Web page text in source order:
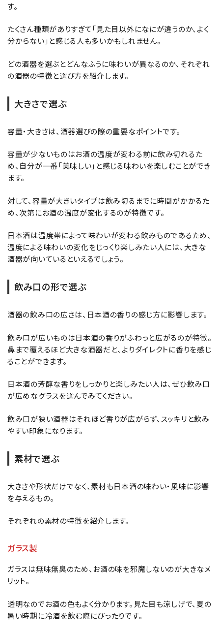
す。
たくさん種類がありすぎて「見た目以外になにが違うのか、よく
分からない」と感じる人も多いかもしれません。
どの酒器を選ぶとどんなふうに味わいが異なるのか、それぞれ
の酒器の特徴と選び方を紹介します。
大きさで選ぶ
容量・大きさは、酒器選びの際の重要なポイントです。
容量が少ないものはお酒の温度が変わる前に飲み切れるた
め、自分が一番「美味しい」と感じる味わいを楽しむことができ
ます。
対して、容量が大きいタイプは飲み切るまでに時間がかかるた
め、次第にお酒の温度が変化するのが特徴です。
日本酒は温度帯によって味わいが変わる飲みものであるため、
温度による味わいの変化をじっくり楽しみたい人には、大きな
酒器が向いているといえるでしょう。
飲み口の形で選ぶ
酒器の飲み口の広さは、日本酒の香りの感じ方に影響します。
飲み口が広いものは日本酒の香りがふわっと広がるのが特徴。
鼻まで覆えるほど大きな酒器だと、よりダイレクトに香りを感じ
ることができます。
日本酒の芳醇な香りをしっかりと楽しみたい人は、ぜひ飲み口
が広めなグラスを選んでみてください。
飲み口が狭い酒器はそれほど香りが広がらず、スッキリと飲み
やすい印象になります。
素材で選ぶ
大きさや形状だけでなく、素材も日本酒の味わい・風味に影響
を与えるもの。
それぞれの素材の特徴を紹介します。
ガラス製
ガラスは無味無臭のため、お酒の味を邪魔しないのが大きなメ
リット。
透明なのでお酒の色もよく分かります。見た目も涼しげで、夏の
暑い時期に冷酒を飲む際にぴったりです。